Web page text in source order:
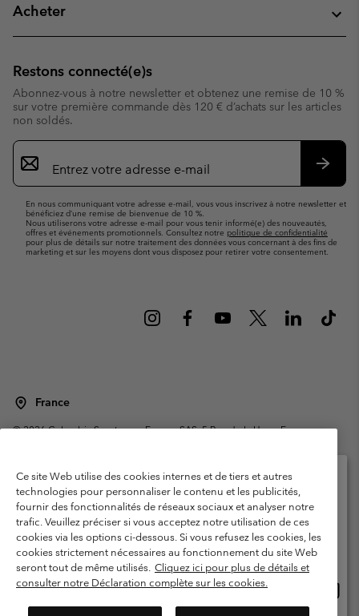
Acheter
Restons connecté(e)s
Abonnez-vous à notre newsletter et obtenez une remise de 10 %
sur votre première commande dès 120 € d’achats sur les articles
non soldés.
Inscription
par
e-
En nous communiquant votre adresse e-mail, vous vous inscrivez à notre newsletter et
bénéficiez d’une remise de bienvenue de 10 %.
Nous utiliserons votre adresse e-mail pour vous tenir informé(e) des nouveautés,
offres et événements promotionnels. Consultez notre politique de confidentialité
pour plus de détails sur notre traitement des données vous concernant à des fins de
marketing et sur les moyens dont vous disposez pour retirer votre consentement.
France
©2026Columbia Sportswear Europe SAS. 5 Rue de la Haye, Espace
Garanties Légales
Politique de confidentialité
Conditions d'utilisation - Membres
Conditions D'utilisation - Contenu généré par l'utilisateur
Impressum
Cookies
Public CBCR
Ce site Web utilise des cookies internes et de tiers et autres
technologies pour personnaliser le contenu et les publicités,
fournir des fonctionnalités de réseaux sociaux et analyser notre
trafic. Veuillez préciser si vous acceptez notre utilisation de ces
cookies via les options ci-dessous. Si vous refusez les cookies, les
cookies strictement nécessaires au fonctionnement du site Web
seront tout de même utilisés. Cliquez ici pour plus de détails et
consulter notre Déclaration complète sur les cookies.
Veuillez sélectionner votre pays d’expédition et
votre langue
Achats en ligne disponibles
United States